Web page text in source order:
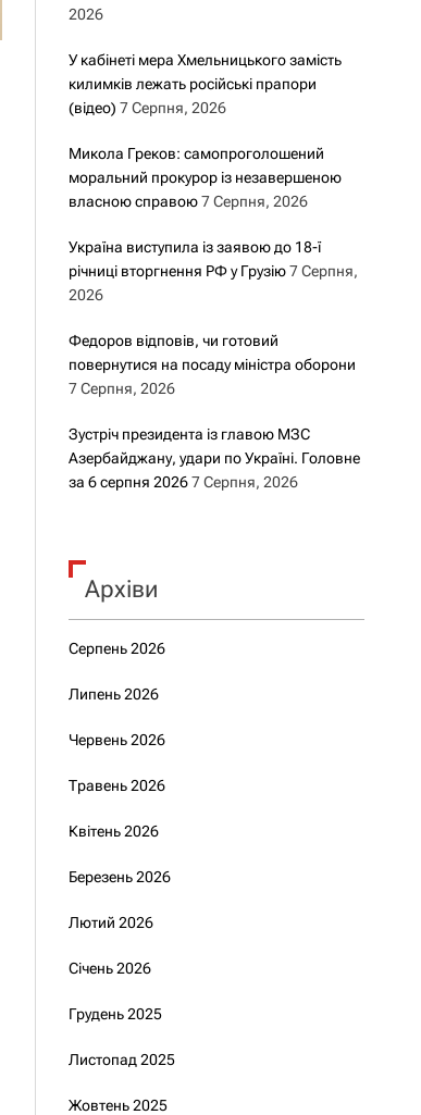
2026
У кабінеті мера Хмельницького замість
килимків лежать російські прапори
(відео) 7 Серпня, 2026
Микола Греков: самопроголошений
моральний прокурор із незавершеною
власною справою 7 Серпня, 2026
Україна виступила із заявою до 18-ї
річниці вторгнення РФ у Грузію 7 Серпня,
2026
Федоров відповів, чи готовий
повернутися на посаду міністра оборони
7 Серпня, 2026
Зустріч президента із главою МЗС
Азербайджану, удари по Україні. Головне
за 6 серпня 2026 7 Серпня, 2026
Архіви
Серпень 2026
Липень 2026
Червень 2026
Травень 2026
Квітень 2026
Березень 2026
Лютий 2026
Січень 2026
Грудень 2025
Листопад 2025
Жовтень 2025